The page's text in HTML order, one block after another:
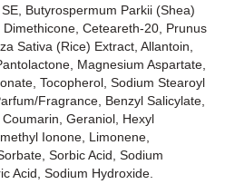
Butyrospermum Parkii (Shea)
Ceteareth-20, Prunus
Sativa (Rice) Extract, Allantoin,
Magnesium Aspartate,
Tocopherol, Sodium Stearoyl
Fragrance, Benzyl Salicylate,
Geraniol, Hexyl
Ionone, Limonene,
Sorbic Acid, Sodium
Acid, Sodium Hydroxide.